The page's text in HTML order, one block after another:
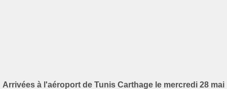
Arrivées à l'aéroport de Tunis Carthage le mercredi 28 mai